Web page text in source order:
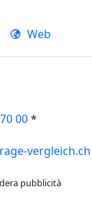
Web
00*
vergleich.ch
pubblicità